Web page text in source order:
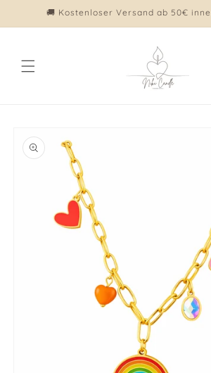
Inhalt
🚚 Kostenloser Versand ab 50€